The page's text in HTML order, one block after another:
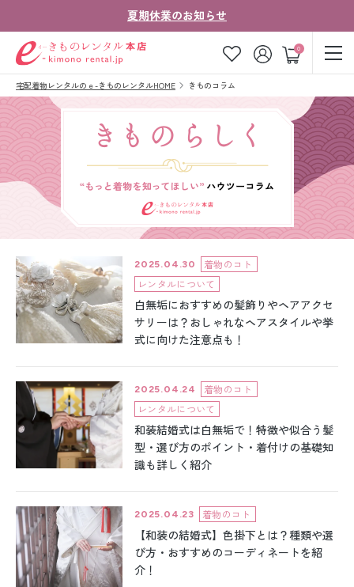
夏期休業のお知らせ
0
ゲスト
お気に入り ログイン
ご注文の流れ
よくあるご質問
きものコラム お客様の声
法人・グループの
お客様はこちら
着物の種類から探す
七五三レンタル
振袖レンタル
卒業式袴レンタル
産着レンタル
ベビー着物レンタル
ジュニア着物レンタル
宅配着物レンタルのｅ-きものレンタルHOME きものコラム
2025.04.30
着物のコト
レンタルについて
白無垢におすすめの髪飾りやヘアアクセ
サリーは？おしゃれなヘアスタイルや挙
式に向けた注意点も！
2025.04.24
着物のコト
レンタルについて
和装結婚式は白無垢で！特徴や似合う髪
型・選び方のポイント・着付けの基礎知
識も詳しく紹介
2025.04.23 着物のコト
【和装の結婚式】色掛下とは？種類や選
び方・おすすめのコーディネートを紹
介！